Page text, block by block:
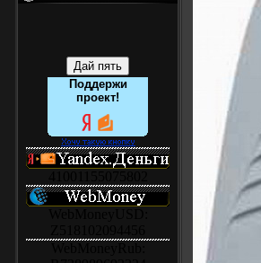
Поддержи
проект!